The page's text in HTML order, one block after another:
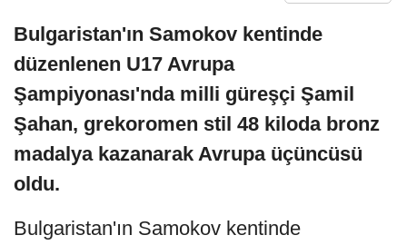
Bulgaristan'ın Samokov kentinde
düzenlenen U17 Avrupa
Şampiyonası'nda milli güreşçi Şamil
Şahan, grekoromen stil 48 kiloda bronz
madalya kazanarak Avrupa üçüncüsü
oldu.
Bulgaristan'ın Samokov kentinde